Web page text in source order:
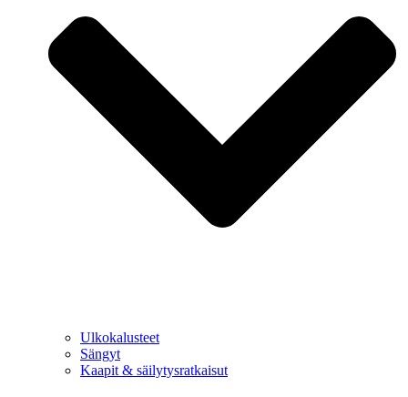
Ulkokalusteet
Sängyt
Kaapit & säilytysratkaisut